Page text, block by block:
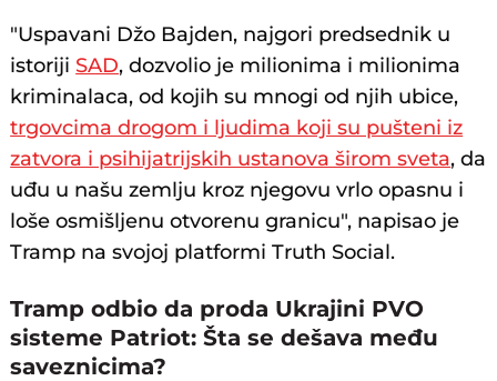
"Uspavani Džo Bajden, najgori predsednik u
istoriji SAD, dozvolio je milionima i milionima
kriminalaca, od kojih su mnogi od njih ubice,
trgovcima drogom i ljudima koji su pušteni iz
zatvora i psihijatrijskih ustanova širom sveta, da
uđu u našu zemlju kroz njegovu vrlo opasnu i
loše osmišljenu otvorenu granicu", napisao je
Tramp na svojoj platformi Truth Social.
Tramp odbio da proda Ukrajini PVO
sisteme Patriot: Šta se dešava među
saveznicima?